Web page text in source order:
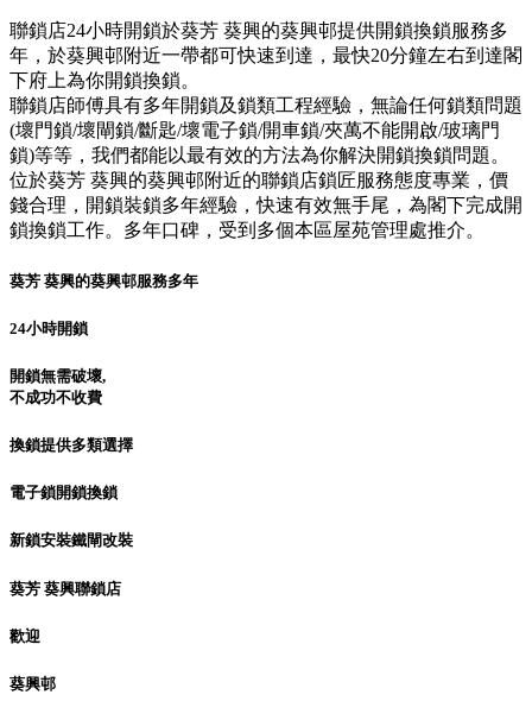
聯鎖店24小時開鎖於葵芳 葵興的葵興邨提供開鎖換鎖服務多
年，於葵興邨附近一帶都可快速到達，最快20分鐘左右到達閣
下府上為你開鎖換鎖。
聯鎖店師傅具有多年開鎖及鎖類工程經驗，無論任何鎖類問題
(壞門鎖/壞閘鎖/斷匙/壞電子鎖/開車鎖/夾萬不能開啟/玻璃門
鎖)等等，我們都能以最有效的方法為你解決開鎖換鎖問題。
位於葵芳 葵興的葵興邨附近的聯鎖店鎖匠服務態度專業，價
錢合理，開鎖裝鎖多年經驗，快速有效無手尾，為閣下完成開
鎖換鎖工作。多年口碑，受到多個本區屋苑管理處推介。
葵芳 葵興的葵興邨服務多年
24小時開鎖
開鎖無需破壞,
不成功不收費
換鎖提供多類選擇
電子鎖開鎖換鎖
新鎖安裝鐵閘改裝
葵芳 葵興聯鎖店
歡迎
葵興邨